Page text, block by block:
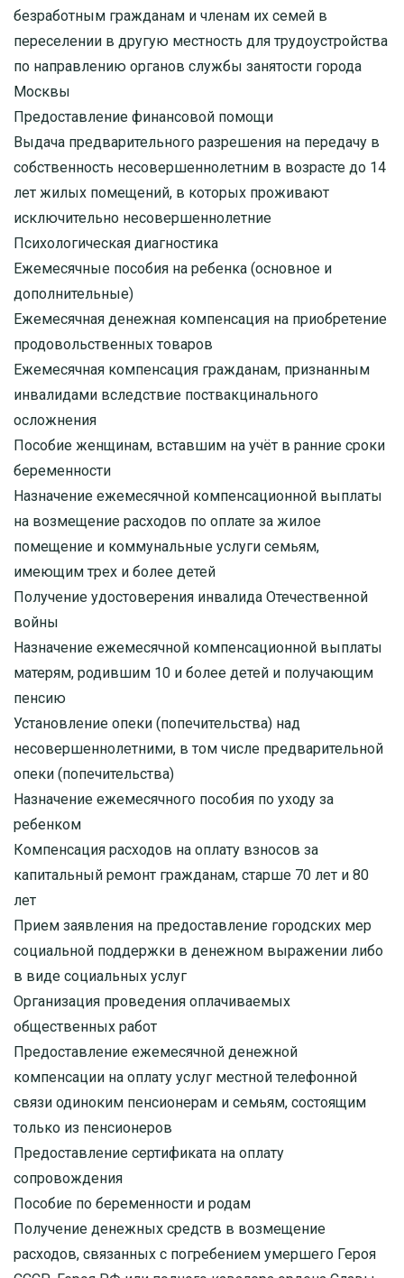
безработным гражданам и членам их семей в
переселении в другую местность для трудоустройства
по направлению органов службы занятости города
Москвы
Предоставление финансовой помощи
Выдача предварительного разрешения на передачу в
собственность несовершеннолетним в возрасте до 14
лет жилых помещений, в которых проживают
исключительно несовершеннолетние
Психологическая диагностика
Ежемесячные пособия на ребенка (основное и
дополнительные)
Ежемесячная денежная компенсация на приобретение
продовольственных товаров
Ежемесячная компенсация гражданам, признанным
инвалидами вследствие поствакцинального
осложнения
Пособие женщинам, вставшим на учёт в ранние сроки
беременности
Назначение ежемесячной компенсационной выплаты
на возмещение расходов по оплате за жилое
помещение и коммунальные услуги семьям,
имеющим трех и более детей
Получение удостоверения инвалида Отечественной
войны
Назначение ежемесячной компенсационной выплаты
матерям, родившим 10 и более детей и получающим
пенсию
Установление опеки (попечительства) над
несовершеннолетними, в том числе предварительной
опеки (попечительства)
Назначение ежемесячного пособия по уходу за
ребенком
Компенсация расходов на оплату взносов за
капитальный ремонт гражданам, старше 70 лет и 80
лет
Прием заявления на предоставление городских мер
социальной поддержки в денежном выражении либо
в виде социальных услуг
Организация проведения оплачиваемых
общественных работ
Предоставление ежемесячной денежной
компенсации на оплату услуг местной телефонной
связи одиноким пенсионерам и семьям, состоящим
только из пенсионеров
Предоставление сертификата на оплату
сопровождения
Пособие по беременности и родам
Получение денежных средств в возмещение
расходов, связанных с погребением умершего Героя